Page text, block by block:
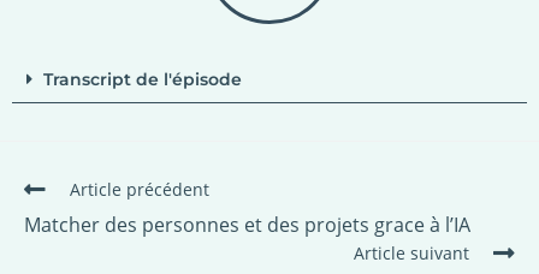
Transcript de l'épisode
Article précédent
Matcher des personnes et des projets grace à l’IA
Article suivant